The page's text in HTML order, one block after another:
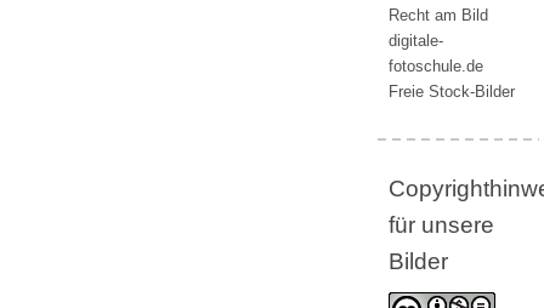
Recht am Bild
digitale-
fotoschule.de
Freie Stock-Bilder
für unsere
Bilder